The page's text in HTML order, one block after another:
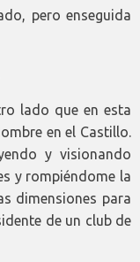
pero enseguida
lado que en esta
en el Castillo.
y visionando
y rompiéndome la
dimensiones para
de un club de